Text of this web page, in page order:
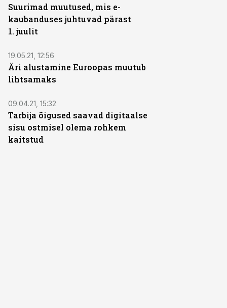
Suurimad muutused, mis e-
kaubanduses juhtuvad pärast
1. juulit
19.05.21, 12:56
Äri alustamine Euroopas muutub
lihtsamaks
09.04.21, 15:32
Tarbija õigused saavad digitaalse
sisu ostmisel olema rohkem
kaitstud